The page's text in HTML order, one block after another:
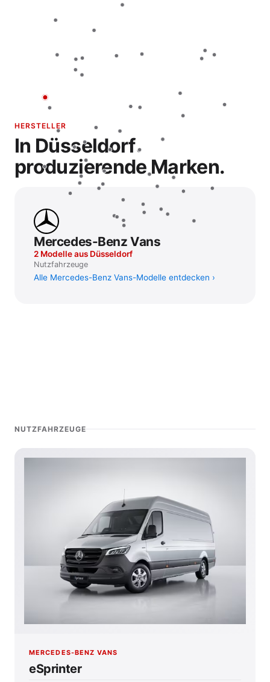
HERSTELLER
In Düsseldorf
produzierende Marken.
Mercedes-Benz Vans
2 Modelle aus Düsseldorf
Nutzfahrzeuge
Alle Mercedes-Benz Vans-Modelle entdecken
NUTZFAHRZEUGE
MERCEDES-BENZ VANS
eSprinter